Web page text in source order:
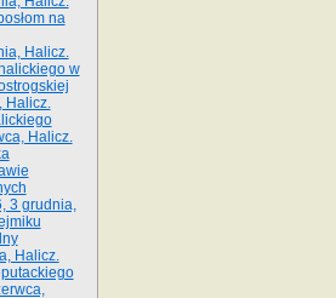
na
Halicz.
w
Halicz.
Halicz.
3 grudnia,
Halicz.